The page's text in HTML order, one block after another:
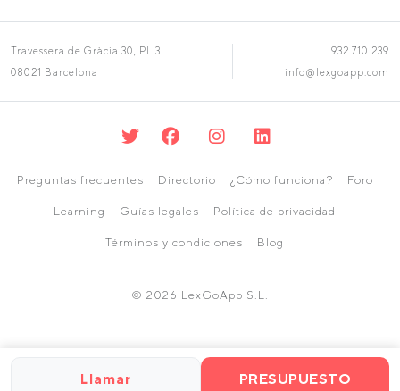
Llamar PRESUPUESTO
Travessera de Gràcia 30, Pl. 3
08021 Barcelona
932 710 239
info@lexgoapp.com
Preguntas frecuentes Directorio ¿Cómo funciona? Foro
Learning Guías legales Política de privacidad
Términos y condiciones Blog
© 2026 LexGoApp S.L.